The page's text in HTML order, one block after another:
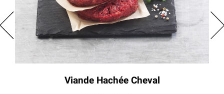
Viande Hachée Cheval